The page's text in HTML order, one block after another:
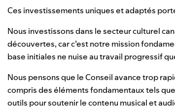
Ces investissements uniques et adaptés
Nous investissons dans le secteur culturel
découvertes, car c’est notre mission
base initiales ne nuise au travail progressif
Nous pensons que le Conseil avance trop
compris des éléments fondamentaux tels
outils pour soutenir le contenu musical et